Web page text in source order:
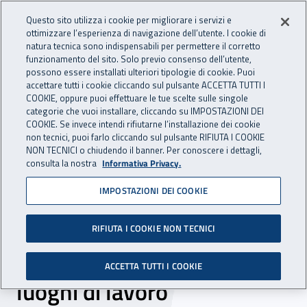
INAIL - Istituto Nazionale
ASSICURAZIONE Apri cerca
Navigazione principale
Navigazione - Ti trovi in:
Home Assicurazione
L'assicurazione Inail
Quali sono le prestazioni
Prestazioni sanitarie e socio-sanitarie
Interventi per il reinserimento e l'integrazione lavorativa
Interventi di superamento e di abbattimento delle barriere
architettoniche nei luoghi di lavoro
Interventi di superamento e
di abbattimento delle
barriere architettoniche nei
luoghi di lavoro
Questo sito utilizza i cookie per migliorare i servizi e
ottimizzare l’esperienza di navigazione dell’utente. I cookie di
natura tecnica sono indispensabili per permettere il corretto
funzionamento del sito. Solo previo consenso dell’utente,
possono essere installati ulteriori tipologie di cookie. Puoi
accettare tutti i cookie cliccando sul pulsante ACCETTA TUTTI I
COOKIE, oppure puoi effettuare le tue scelte sulle singole
categorie che vuoi installare, cliccando su IMPOSTAZIONI DEI
COOKIE. Se invece intendi rifiutarne l’installazione dei cookie
non tecnici, puoi farlo cliccando sul pulsante RIFIUTA I COOKIE
NON TECNICI o chiudendo il banner. Per conoscere i dettagli,
consulta la nostra Informativa Privacy.
IMPOSTAZIONI DEI COOKIE
RIFIUTA I COOKIE NON TECNICI
ACCETTA TUTTI I COOKIE